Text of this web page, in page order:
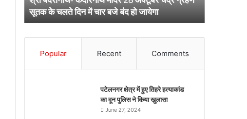
सूतक
के
चलते
सूतक के चलते दिन में चार बजे बंद हो जायेगा
Popular Recent Comments
पटेलनगर क्षेत्र में हुए तिहरे हत्याकांड
का दून पुलिस ने किया खुलासा
June 27, 2024